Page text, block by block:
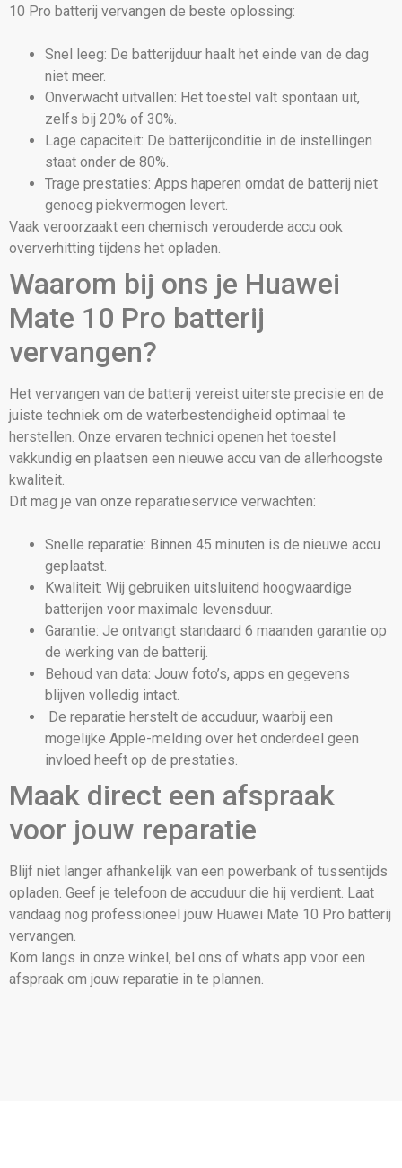
10 Pro batterij vervangen de beste oplossing:
Snel leeg: De batterijduur haalt het einde van de dag
niet meer.
Onverwacht uitvallen: Het toestel valt spontaan uit,
zelfs bij 20% of 30%.
Lage capaciteit: De batterijconditie in de instellingen
staat onder de 80%.
Trage prestaties: Apps haperen omdat de batterij niet
genoeg piekvermogen levert.
Vaak veroorzaakt een chemisch verouderde accu ook
oververhitting tijdens het opladen.
Waarom bij ons je Huawei
Mate 10 Pro batterij
vervangen?
Het vervangen van de batterij vereist uiterste precisie en de
juiste techniek om de waterbestendigheid optimaal te
herstellen. Onze ervaren technici openen het toestel
vakkundig en plaatsen een nieuwe accu van de allerhoogste
kwaliteit.
Dit mag je van onze reparatieservice verwachten:
Snelle reparatie: Binnen 45 minuten is de nieuwe accu
geplaatst.
Kwaliteit: Wij gebruiken uitsluitend hoogwaardige
batterijen voor maximale levensduur.
Garantie: Je ontvangt standaard 6 maanden garantie op
de werking van de batterij.
Behoud van data: Jouw foto’s, apps en gegevens
blijven volledig intact.
De reparatie herstelt de accuduur, waarbij een
mogelijke Apple-melding over het onderdeel geen
invloed heeft op de prestaties.
Maak direct een afspraak
voor jouw reparatie
Blijf niet langer afhankelijk van een powerbank of tussentijds
opladen. Geef je telefoon de accuduur die hij verdient. Laat
vandaag nog professioneel jouw Huawei Mate 10 Pro batterij
vervangen.
Kom langs in onze winkel, bel ons of whats app voor een
afspraak om jouw reparatie in te plannen.